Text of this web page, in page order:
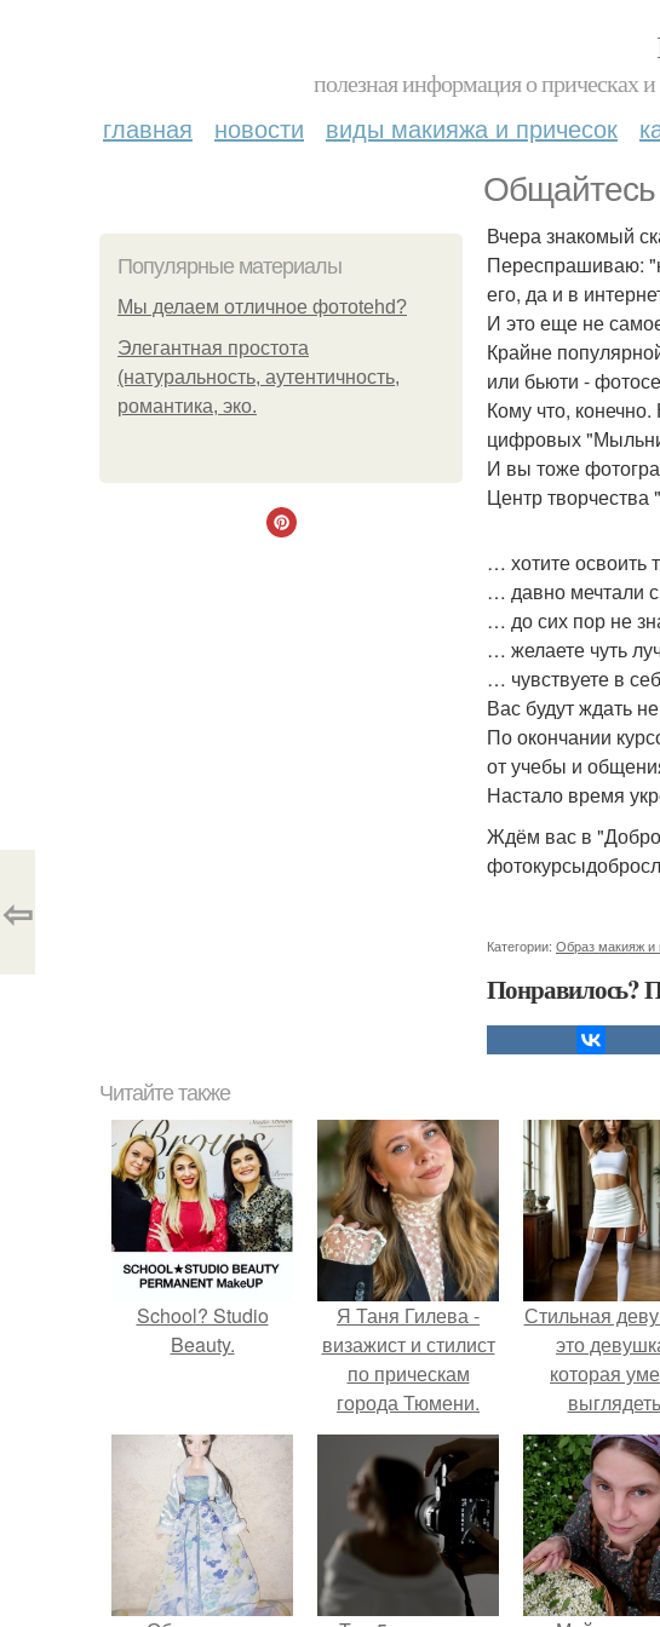
полезная информация о прическах
главная новости виды макияжа и причесок
Общайтесь
Популярные материалы
Мы делаем отличное фотоtehd?
Элегантная простота
(натуральность, аутентичность,
романтика, эко.
Вчера знакомый
Переспрашиваю:
его, да и в
И это еще не
Крайне
или бьюти -
Кому что,
цифровых
И вы тоже
Центр
… хотите освоить
… давно мечтали
… до сих пор не
… желаете чуть
… чувствуете в
Вас будут ждать
По окончании
от учебы и
Настало время
Ждём вас в
Категории: Образ макияж и
Понравилось?
⇦
Читайте также
School? Studio
Beauty.
Я Таня Гилева -
визажист и стилист
по прическам
города Тюмени.
Стильная
это
которая
выглядеть
элегантно в
ситуации.